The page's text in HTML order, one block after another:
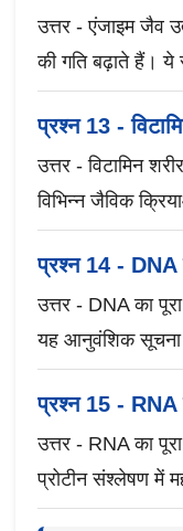
उत्तर - एंजाइम जैव
की गति बढ़ाते हैं। ये
प्रश्न 13 -
उत्तर - विटामिन
विभिन्न जैविक
प्रश्न 14 - DNA
उत्तर - DNA का
यह आनुवंशिक सूचना
प्रश्न 15 - RNA
उत्तर - RNA का
प्रोटीन संश्लेषण में